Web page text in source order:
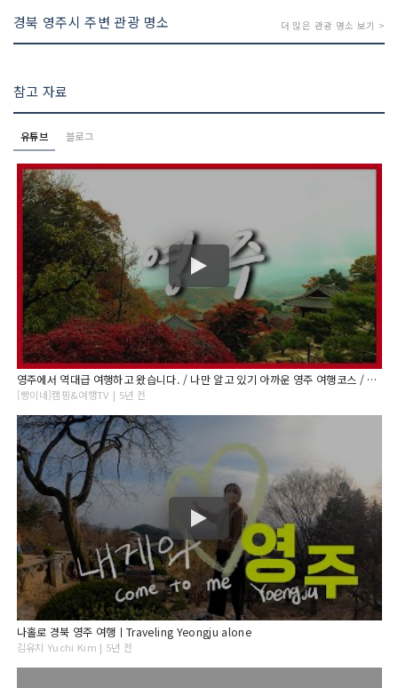
경북 영주시 주변 관광 명소 더 많은 관광 명소 보기 >
참고 자료
유튜브 블로그
영주에서 역대급 여행하고 왔습니다. / 나만 알고 있기 아까운 영주 여행코스 / 국내여행지 추천 / 당일치기 여행
[빵이네]캠핑&여행TV | 5년 전
나홀로 경북 영주 여행ㅣTraveling Yeongju alone
김유치 Yuchi Kim | 5년 전